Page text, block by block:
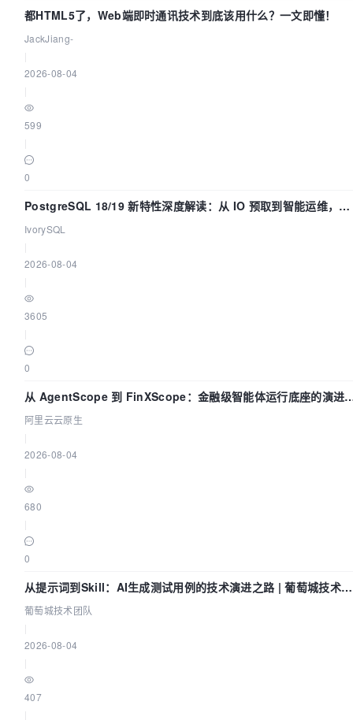
都HTML5了，Web端即时通讯技术到底该用什么？一文即懂！
JackJiang-
2026-08-04
599
0
PostgreSQL 18/19 新特性深度解读：从 IO 预取到智能运维，全
面提升数据库体验
IvorySQL
2026-08-04
3605
0
从 AgentScope 到 FinXScope：金融级智能体运行底座的演进
实践
阿里云云原生
2026-08-04
680
0
从提示词到Skill：AI生成测试用例的技术演进之路 | 葡萄城技术团
队
葡萄城技术团队
2026-08-04
407